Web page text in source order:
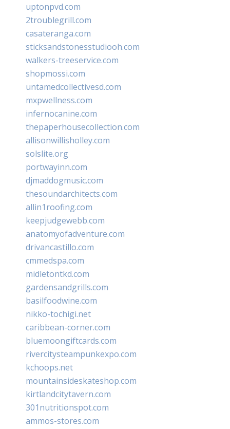
uptonpvd.com
2troublegrill.com
casateranga.com
sticksandstonesstudiooh.com
walkers-treeservice.com
shopmossi.com
untamedcollectivesd.com
mxpwellness.com
infernocanine.com
thepaperhousecollection.com
allisonwillisholley.com
solslite.org
portwayinn.com
djmaddogmusic.com
thesoundarchitects.com
allin1roofing.com
keepjudgewebb.com
anatomyofadventure.com
drivancastillo.com
cmmedspa.com
midletontkd.com
gardensandgrills.com
basilfoodwine.com
nikko-tochigi.net
caribbean-corner.com
bluemoongiftcards.com
rivercitysteampunkexpo.com
kchoops.net
mountainsideskateshop.com
kirtlandcitytavern.com
301nutritionspot.com
ammos-stores.com